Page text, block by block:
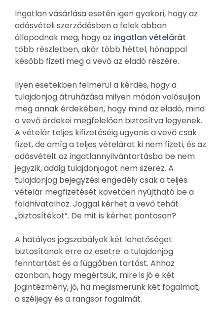
Ingatlan vásárlása esetén igen gyakori, hogy az
adásvételi szerződésben a felek abban
állapodnak meg, hogy az ingatlan vételárát
több részletben, akár több héttel, hónappal
később fizeti meg a vevő az eladó részére.
Ilyen esetekben felmerül a kérdés, hogy a
tulajdonjog átruházása milyen módon valósuljon
meg annak érdekében, hogy mind az eladó, mind
a vevő érdekei megfelelően biztosítva legyenek.
A vételár teljes kifizetéséig ugyanis a vevő csak
fizet, de amíg a teljes vételárat ki nem fizeti, és az
adásvételt az ingatlannyilvántartásba be nem
jegyzik, addig tulajdonjogot nem szerez. A
tulajdonjog bejegyzési engedély csak a teljes
vételár megfizetését követően nyújtható be a
földhivatalhoz. Joggal kérhet a vevő tehát
„biztosítékot”. De mit is kérhet pontosan?
A hatályos jogszabályok két lehetőséget
biztosítanak erre az esetre: a tulajdonjog
fenntartást és a függőben tartást. Ahhoz
azonban, hogy megértsük, mire is jó e két
jogintézmény, jó, ha megismerünk két fogalmat,
a széljegy és a rangsor fogalmát.